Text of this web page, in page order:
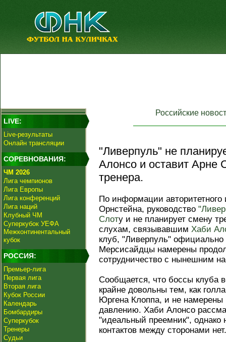
LIVE:
Live-результаты
Онлайн трансляции
СОРЕВНОВАНИЯ:
ЧМ 2026
Лига чемпионов
Лига Европы
Лига конференций
Лига наций
Клубный ЧМ
Суперкубок УЕФА
Межконтинентальный
кубок
РОССИЯ:
Премьер-лига
Первая лига
Вторая лига
Кубок России
Календарь
Бомбардиры
Суперкубок
Тренеры
Судьи
Российские
"Ливерпуль" не
Алонсо и оставит Арне
тренера.
По информации
Орнстейна, руководство
Слоту и не планирует смену
слухам, связывавшим Хаби
клуб, "Ливерпуль" официально
Мерсисайдцы намерены
сотрудничество с нынешним
Сообщается, что боссы клуба
крайне довольны тем, как
Юргена Клоппа, и не
давлению. Хаби Алонсо
"идеальный преемник",
контактов между сторонами нет.